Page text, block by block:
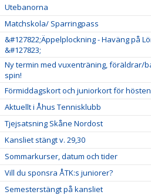
Utebanorna
Matchskola/ Sparringpass
&#127822;Äppelplockning - Haväng på
&#127823;
Ny termin med vuxenträning, föräldrar/
spin!
Förmiddagskort och juniorkort för
Aktuellt i Åhus Tennisklubb
Tjejsatsning Skåne Nordost
Kansliet stängt v. 29,30
Sommarkurser, datum och tider
Vill du sponsra ÅTK:s juniorer?
Semesterstängt på kansliet